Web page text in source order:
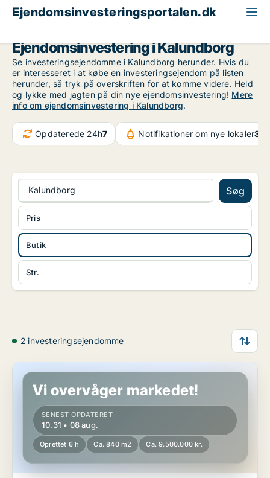
Ejendomsinvesteringsportalen.dk
Ejendomsinvestering i Kalundborg
Se investeringsejendomme i Kalundborg herunder. Hvis du
er interesseret i at købe en investeringsejendom på listen
herunder, så tryk på overskriften for at komme videre. Held
og lykke med jagten på din nye ejendomsinvestering! Mere
info om ejendomsinvestering i Kalundborg.
Opdaterede 24h7 Notifikationer om nye lokaler
Kalundborg Søg
Butik
Str.
Pris
2 investeringsejendomme
Butik i Kalundborg
Vi overvåger markedet!
SENEST OPDATERET
10.31 • 08 aug.
Oprettet 6 h Ca. 840 m2 Ca. 9.500.000 kr.